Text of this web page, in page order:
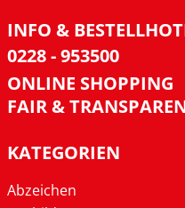
INFO &
0228 - 953500
ONLINE SHOPPING
FAIR &
KATEGORIEN
Abzeichen